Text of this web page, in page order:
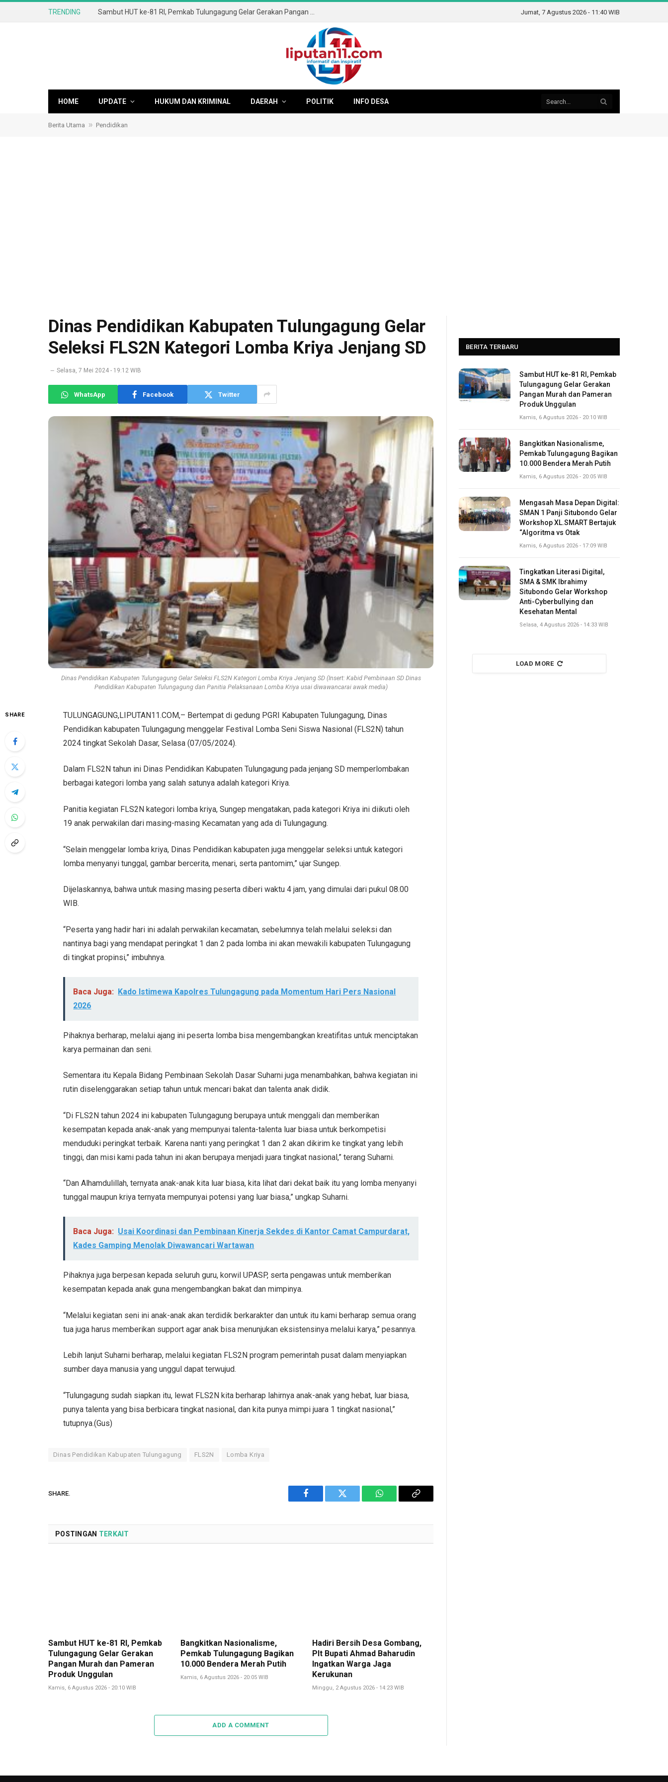
TRENDING Jumat, 7 Agustus 2026 - 11:40 WIB
HOME UPDATE HUKUM DAN KRIMINAL DAERAH POLITIK INFO DESA
Berita Utama » Pendidikan
Dinas Pendidikan Kabupaten Tulungagung Gelar
Seleksi FLS2N Kategori Lomba Kriya Jenjang SD
Selasa, 7 Mei 2024 - 19:12 WIB
WhatsApp Facebook Twitter
Dinas Pendidikan Kabupaten Tulungagung Gelar Seleksi FLS2N Kategori Lomba Kriya Jenjang SD (Insert: Kabid Pembinaan SD Dinas
Pendidikan Kabupaten Tulungagung dan Panitia Pelaksanaan Lomba Kriya usai diwawancarai awak media)
SHARE
TULUNGAGUNG,LIPUTAN11.COM,– Bertempat di gedung PGRI Kabupaten Tulungagung, Dinas
Pendidikan kabupaten Tulungagung menggelar Festival Lomba Seni Siswa Nasional (FLS2N) tahun
2024 tingkat Sekolah Dasar, Selasa (07/05/2024).
Dalam FLS2N tahun ini Dinas Pendidikan Kabupaten Tulungagung pada jenjang SD memperlombakan
berbagai kategori lomba yang salah satunya adalah kategori Kriya.
Panitia kegiatan FLS2N kategori lomba kriya, Sungep mengatakan, pada kategori Kriya ini diikuti oleh
19 anak perwakilan dari masing-masing Kecamatan yang ada di Tulungagung.
“Selain menggelar lomba kriya, Dinas Pendidikan kabupaten juga menggelar seleksi untuk kategori
lomba menyanyi tunggal, gambar bercerita, menari, serta pantomim,” ujar Sungep.
Dijelaskannya, bahwa untuk masing masing peserta diberi waktu 4 jam, yang dimulai dari pukul 08.00
WIB.
“Peserta yang hadir hari ini adalah perwakilan kecamatan, sebelumnya telah melalui seleksi dan
nantinya bagi yang mendapat peringkat 1 dan 2 pada lomba ini akan mewakili kabupaten Tulungagung
di tingkat propinsi,” imbuhnya.
Baca Juga: Kado Istimewa Kapolres Tulungagung pada Momentum Hari Pers Nasional
2026
Pihaknya berharap, melalui ajang ini peserta lomba bisa mengembangkan kreatifitas untuk menciptakan
karya permainan dan seni.
Sementara itu Kepala Bidang Pembinaan Sekolah Dasar Suharni juga menambahkan, bahwa kegiatan ini
rutin diselenggarakan setiap tahun untuk mencari bakat dan talenta anak didik.
“Di FLS2N tahun 2024 ini kabupaten Tulungagung berupaya untuk menggali dan memberikan
kesempatan kepada anak-anak yang mempunyai talenta-talenta luar biasa untuk berkompetisi
menduduki peringkat terbaik. Karena nanti yang peringkat 1 dan 2 akan dikirim ke tingkat yang lebih
tinggi, dan misi kami pada tahun ini akan berupaya menjadi juara tingkat nasional,” terang Suharni.
“Dan Alhamdulillah, ternyata anak-anak kita luar biasa, kita lihat dari dekat baik itu yang lomba menyanyi
tunggal maupun kriya ternyata mempunyai potensi yang luar biasa,” ungkap Suharni.
Baca Juga: Usai Koordinasi dan Pembinaan Kinerja Sekdes di Kantor Camat Campurdarat,
Kades Gamping Menolak Diwawancari Wartawan
Pihaknya juga berpesan kepada seluruh guru, korwil UPASP, serta pengawas untuk memberikan
kesempatan kepada anak guna mengembangkan bakat dan mimpinya.
“Melalui kegiatan seni ini anak-anak akan terdidik berkarakter dan untuk itu kami berharap semua orang
tua juga harus memberikan support agar anak bisa menunjukan eksistensinya melalui karya,” pesannya.
Lebih lanjut Suharni berharap, melalui kegiatan FLS2N program pemerintah pusat dalam menyiapkan
sumber daya manusia yang unggul dapat terwujud.
“Tulungagung sudah siapkan itu, lewat FLS2N kita berharap lahirnya anak-anak yang hebat, luar biasa,
punya talenta yang bisa berbicara tingkat nasional, dan kita punya mimpi juara 1 tingkat nasional,”
tutupnya.(Gus)
Dinas Pendidikan Kabupaten Tulungagung FLS2N Lomba Kriya
SHARE.
Facebook Twitter WhatsAppCopy
POSTINGAN TERKAIT
Sambut HUT ke-81 RI, Pemkab
Tulungagung Gelar Gerakan
Pangan Murah dan Pameran
Produk Unggulan
Kamis, 6 Agustus 2026 - 20:10 WIB
Bangkitkan Nasionalisme,
Pemkab Tulungagung Bagikan
10.000 Bendera Merah Putih
Kamis, 6 Agustus 2026 - 20:05 WIB
Hadiri Bersih Desa Gombang,
Plt Bupati Ahmad Baharudin
Ingatkan Warga Jaga
Kerukunan
Minggu, 2 Agustus 2026 - 14:23 WIB
ADD A COMMENT
BERITA TERBARU
Sambut HUT ke-81 RI, Pemkab
Tulungagung Gelar Gerakan
Pangan Murah dan Pameran
Produk Unggulan
Kamis, 6 Agustus 2026 - 20:10 WIB
Bangkitkan Nasionalisme,
Pemkab Tulungagung Bagikan
10.000 Bendera Merah Putih
Kamis, 6 Agustus 2026 - 20:05 WIB
Mengasah Masa Depan Digital:
SMAN 1 Panji Situbondo Gelar
Workshop XL.SMART Bertajuk
“Algoritma vs Otak
Kamis, 6 Agustus 2026 - 17:09 WIB
Tingkatkan Literasi Digital,
SMA & SMK Ibrahimy
Situbondo Gelar Workshop
Anti-Cyberbullying dan
Kesehatan Mental
Selasa, 4 Agustus 2026 - 14:33 WIB
LOAD MORE